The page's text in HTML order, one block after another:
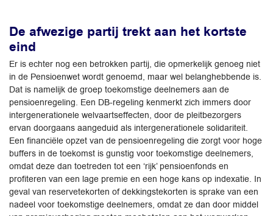
De afwezige partij trekt aan het kortste
eind
Er is echter nog een betrokken partij, die opmerkelijk genoeg niet
in de Pensioenwet wordt genoemd, maar wel belanghebbende is.
Dat is namelijk de groep toekomstige deelnemers aan de
pensioenregeling. Een DB-regeling kenmerkt zich immers door
intergenerationele welvaartseffecten, door de pleitbezorgers
ervan doorgaans aangeduid als intergenerationele solidariteit.
Een financiële opzet van de pensioenregeling die zorgt voor hoge
buffers in de toekomst is gunstig voor toekomstige deelnemers,
omdat deze dan toetreden tot een ‘rijk’ pensioenfonds en
profiteren van een lage premie en een hoge kans op indexatie. In
geval van reservetekorten of dekkingstekorten is sprake van een
nadeel voor toekomstige deelnemers, omdat ze dan door middel